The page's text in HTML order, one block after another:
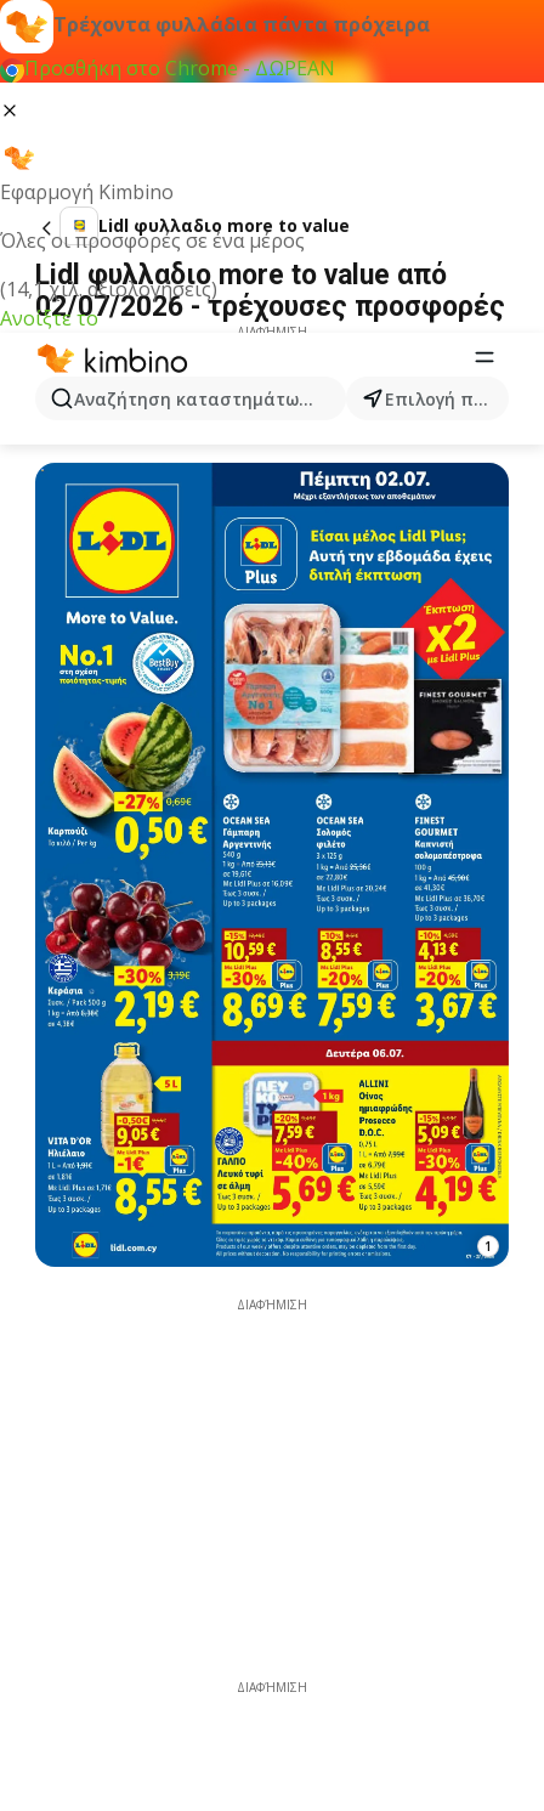
Τρέχοντα φυλλάδια πάντα πρόχειρα
Προσθήκη στο Chrome - ΔΩΡΕΑΝ
Εφαρμογή Kimbino
Όλες οι προσφορές σε ένα μέρος
(14,1 χιλ. αξιολογήσεις)
Ανοίξτε το
Αναζήτηση καταστημάτων, κατηγοριών, προϊόντων...
Επιλογή πόλης
Lidl φυλλαδιο more to value
Lidl φυλλαδιο more to value από
02/07/2026 - τρέχουσες προσφορές
ΔΙΑΦΉΜΙΣΗ
1
ΔΙΑΦΉΜΙΣΗ
ΔΙΑΦΉΜΙΣΗ